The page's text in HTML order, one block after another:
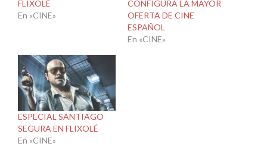
FLIXOLÉ
En «CINE»
CONFIGURA LA MAYOR
OFERTA DE CINE
ESPAÑOL
En «CINE»
ESPECIAL SANTIAGO
SEGURA EN FLIXOLÉ
En «CINE»